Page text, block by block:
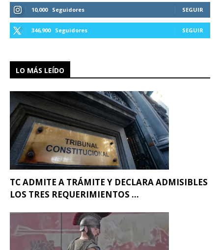
10,000 Seguidores SEGUIR
346,900 Seguidores SEGUIR
LO MÁS LEÍDO
TC ADMITE A TRÁMITE Y DECLARA ADMISIBLES
LOS TRES REQUERIMIENTOS ...